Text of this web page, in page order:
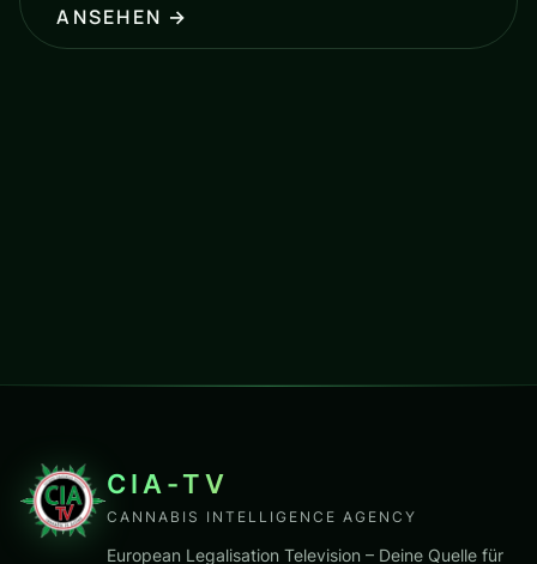
ANSEHEN →
CIA-TV
CANNABIS INTELLIGENCE AGENCY
European Legalisation Television – Deine Quelle für